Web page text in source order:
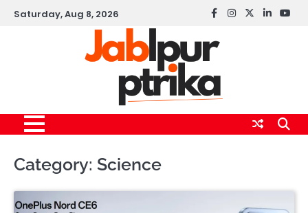
SkipSaturday, Aug 8, 2026 Facebook
instagram
twitterlinkedin
Category: Science